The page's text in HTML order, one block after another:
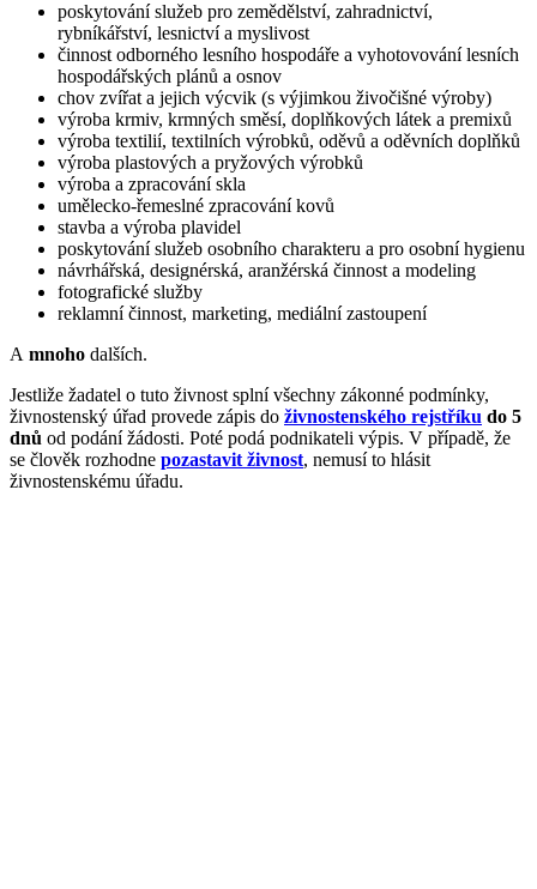
poskytování služeb pro zemědělství, zahradnictví,
rybníkářství, lesnictví a myslivost
činnost odborného lesního hospodáře a vyhotovování lesních
hospodářských plánů a osnov
chov zvířat a jejich výcvik (s výjimkou živočišné výroby)
výroba krmiv, krmných směsí, doplňkových látek a premixů
výroba textilií, textilních výrobků, oděvů a oděvních doplňků
výroba plastových a pryžových výrobků
výroba a zpracování skla
umělecko-řemeslné zpracování kovů
stavba a výroba plavidel
poskytování služeb osobního charakteru a pro osobní hygienu
návrhářská, designérská, aranžérská činnost a modeling
fotografické služby
reklamní činnost, marketing, mediální zastoupení
A mnoho dalších.
Jestliže žadatel o tuto živnost splní všechny zákonné podmínky,
živnostenský úřad provede zápis do živnostenského rejstříku do 5
dnů od podání žádosti. Poté podá podnikateli výpis. V případě, že
se člověk rozhodne pozastavit živnost, nemusí to hlásit
živnostenskému úřadu.